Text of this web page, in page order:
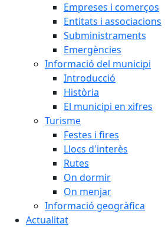
Empreses i comerços
Entitats i associacions
Subministraments
Emergències
Informació del municipi
Introducció
Història
El municipi en xifres
Turisme
Festes i fires
Llocs d'interès
Rutes
On dormir
On menjar
Informació geogràfica
Actualitat